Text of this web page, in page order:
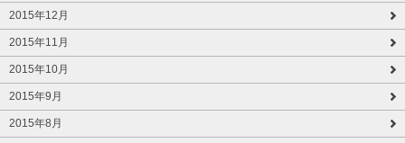
2015年12月
2015年11月
2015年10月
2015年9月
2015年8月